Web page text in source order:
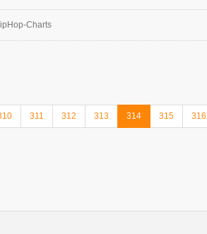
Charts
311 312 313 314 315 316